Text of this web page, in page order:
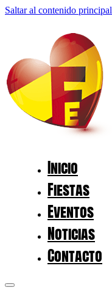
Saltar al contenido principal
Inicio
Fiestas
Eventos
Noticias
Contacto